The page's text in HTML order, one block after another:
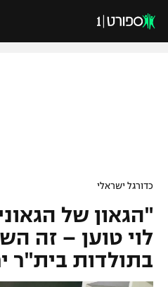
גביע הטוטו
ליגיונרים
ליגת האלופות
ליגה אירופית
ליגה אנגלית
כדורסל ישראלי
ליגת ווינר סל
כדורסל עולמי
כדורגל ישראלי
"הגאון של
לוי טוען – זה
בתולדות בית"ר